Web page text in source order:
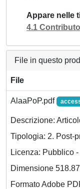
Appare nelle
4.1
File in questo
File
AlaaPoP.pdf
Descrizione:
Tipologia: 2. Post-
Licenza: Pubblico
Dimensione
Formato Adobe